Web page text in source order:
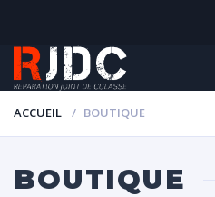
ACCUEIL BOUTIQUE
BOUTIQUE